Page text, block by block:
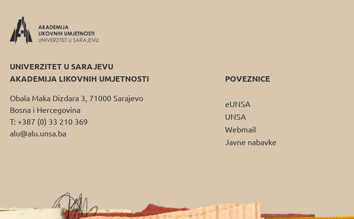
UNIVERZITET U SARAJEVU
AKADEMIJA LIKOVNIH UMJETNOSTI
Obala Maka Dizdara 3, 71000 Sarajevo
Bosna i Hercegovina
T: +387 (0) 33 210 369
alu@alu.unsa.ba
POVEZNICE
eUNSA
UNSA
Webmail
Javne nabavke